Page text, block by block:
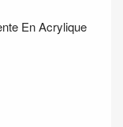
En Acrylique